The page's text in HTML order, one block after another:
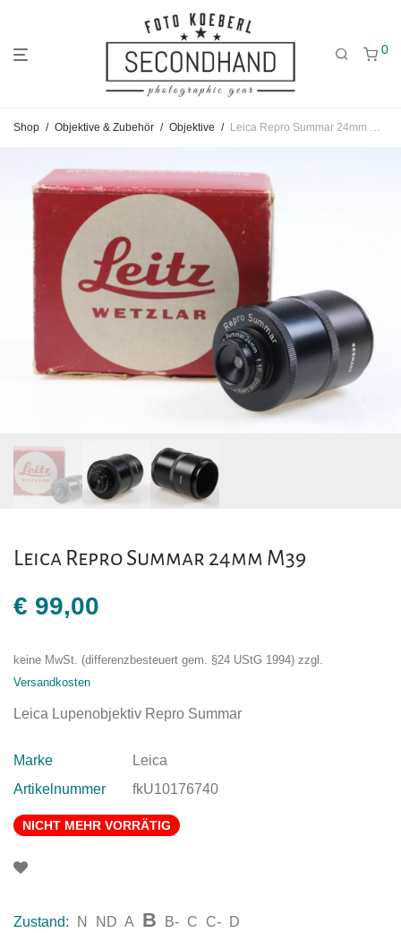
Hauptmenü
0
Shop / Objektive & Zubehör / Objektive / Leica Repro Summar 24mm M39
Leica Repro Summar 24mm M39
€ 99,00
keine MwSt. (differenzbesteuert gem. §24 UStG 1994) zzgl.
Versandkosten
Leica Lupenobjektiv Repro Summar
Marke
Leica
Artikelnummer
fkU10176740
NICHT MEHR VORRÄTIG
Zustand: N ND A B B- C C- D